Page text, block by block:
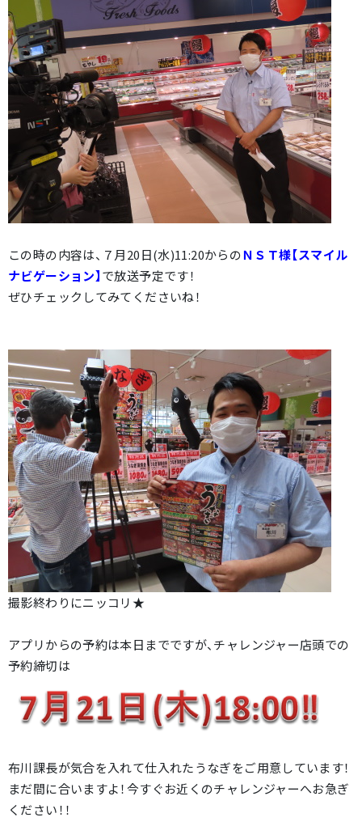
この時の内容は、７月20日(水)11:20からのＮＳＴ様【スマイル
ナビゲーション】で放送予定です！
ぜひチェックしてみてくださいね！
撮影終わりにニッコリ★
アプリからの予約は本日までですが、チャレンジャー店頭での
予約締切は
布川課長が気合を入れて仕入れたうなぎをご用意しています！
まだ間に合いますよ！今すぐお近くのチャレンジャーへお急ぎ
ください！！